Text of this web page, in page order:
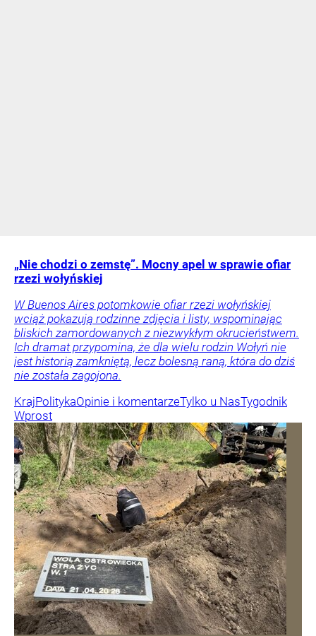
„Nie chodzi o zemstę”. Mocny apel w sprawie ofiar
rzezi wołyńskiej
W Buenos Aires potomkowie ofiar rzezi wołyńskiej
wciąż pokazują rodzinne zdjęcia i listy, wspominając
bliskich zamordowanych z niezwykłym okrucieństwem.
Ich dramat przypomina, że dla wielu rodzin Wołyń nie
jest historią zamkniętą, lecz bolesną raną, która do dziś
nie została zagojona.
KrajPolitykaOpinie i komentarzeTylko u NasTygodnik
Wprost